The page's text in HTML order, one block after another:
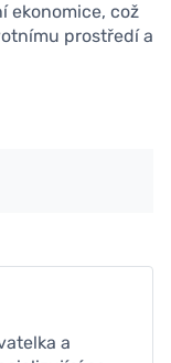
ekonomice, což
prostředí a
a